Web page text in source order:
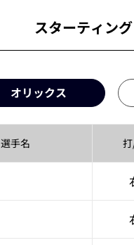
スターティン
オリックス
選手名